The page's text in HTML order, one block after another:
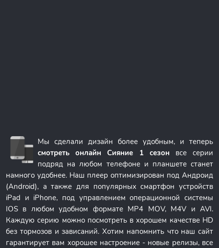
Мы сделали дизайн более удобным, и теперь
смотреть онлайн Сияние 1 сезон все серии
подряд на любом телефоне и планшете станет
намного удобнее. Наш плеер оптимизирован под Андроид
(Android), а также для популярных смартфон устройств
iPad и iPhone, под управлением операционной системы
IOS в любом удобном формате MP4 MOV, M4V и AVI.
Каждую серию можно посмотреть в хорошем качестве HD
без тормозов и зависаний. Хотим напомнить что наш сайт
гарантирует вам хорошее настроение - новые релизы, все